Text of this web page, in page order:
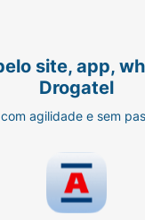
vezes ao dia
da pele. Não
nas pálpebras,
não aplicar na
Manter fora do
site, app,
Drogatel
agilidade e sem